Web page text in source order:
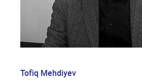
Tofiq Mehdiyev